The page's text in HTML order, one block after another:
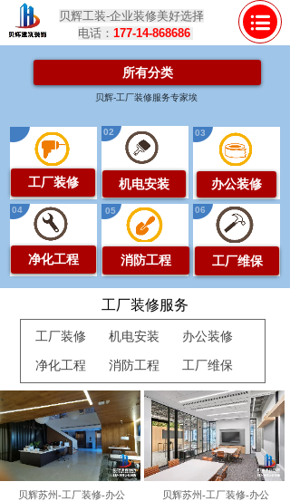
贝辉工装-企业装修美好选择
电话： 177-14-868686
所有分类
05
机电安装
工厂装修
02
净化工程
04
工厂维保
06
消防工程
03
办公装修
贝辉-工厂装修服务专家埃
贝辉苏州-工厂装修-办公 贝辉苏州-工厂装修-办公
工厂装修服务
工厂装修 机电安装
办公装修
净化工程
消防工程 工厂维保